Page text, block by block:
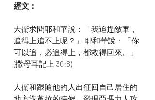
經文：
大衛求問耶和華說：「我追趕敵軍，
追得上追不上呢？」 耶和華說：「你
可以追，必追得上，都救得回來。」
(撒母耳記上 30:8)
大衛和跟隨他的人出征回自己居住的
地方洗革拉的時候，發現亞瑪力人攻